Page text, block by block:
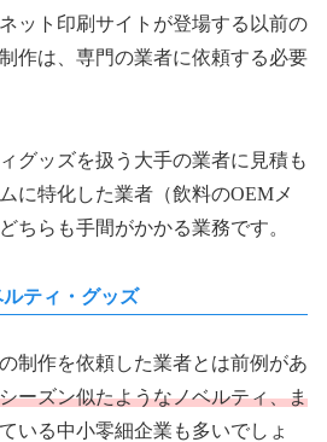
ット印刷サイトが登場する以前の
作は、専門の業者に依頼する必要
グッズを扱う大手の業者に見積も
に特化した業者（飲料のOEMメ
ちらも手間がかかる業務です。
ティ・グッズ
制作を依頼した業者とは前例があ
ーズン似たようなノベルティ、ま
いる中小零細企業も多いでしょ